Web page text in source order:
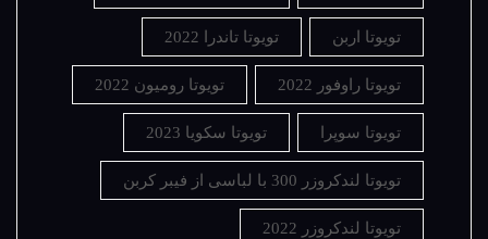
تویوتا اربن تویوتا تاندرا 2022
تویوتا راوفور 2022 تویوتا رومیون 2022
تویوتا سوپرا تویوتا سکویا 2023
تویوتا لندکروزر 300 با لباسی از فیبر کربن
تویوتا لندکروزر 2022